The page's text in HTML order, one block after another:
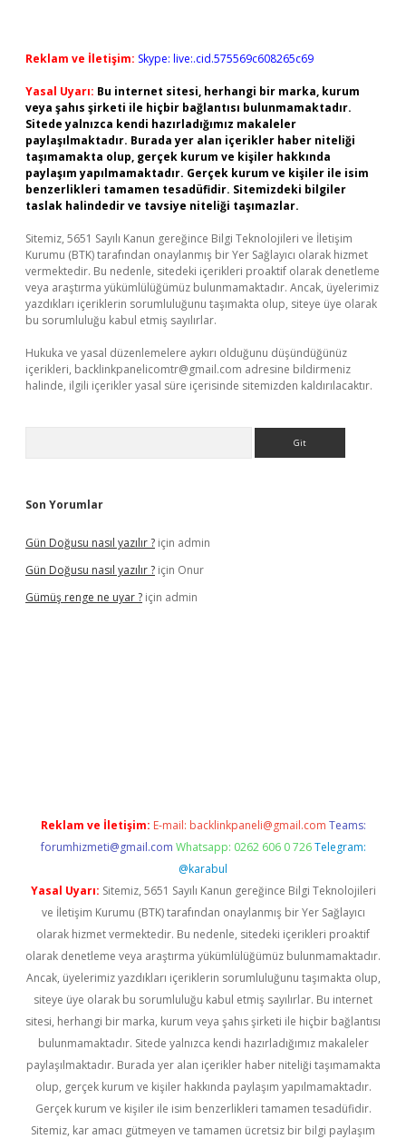
Reklam ve İletişim: Skype: live:.cid.575569c608265c69
Yasal Uyarı: Bu internet sitesi, herhangi bir marka, kurum
veya şahıs şirketi ile hiçbir bağlantısı bulunmamaktadır.
Sitede yalnızca kendi hazırladığımız makaleler
paylaşılmaktadır. Burada yer alan içerikler haber niteliği
taşımamakta olup, gerçek kurum ve kişiler hakkında
paylaşım yapılmamaktadır. Gerçek kurum ve kişiler ile isim
benzerlikleri tamamen tesadüfidir. Sitemizdeki bilgiler
taslak halindedir ve tavsiye niteliği taşımazlar.
Sitemiz, 5651 Sayılı Kanun gereğince Bilgi Teknolojileri ve İletişim
Kurumu (BTK) tarafından onaylanmış bir Yer Sağlayıcı olarak hizmet
vermektedir. Bu nedenle, sitedeki içerikleri proaktif olarak denetleme
veya araştırma yükümlülüğümüz bulunmamaktadır. Ancak, üyelerimiz
yazdıkları içeriklerin sorumluluğunu taşımakta olup, siteye üye olarak
bu sorumluluğu kabul etmiş sayılırlar.
Hukuka ve yasal düzenlemelere aykırı olduğunu düşündüğünüz
içerikleri, backlinkpanelicomtr@gmail.com adresine bildirmeniz
halinde, ilgili içerikler yasal süre içerisinde sitemizden kaldırılacaktır.
Son Yorumlar
Gün Doğusu nasıl yazılır ? için admin
Gün Doğusu nasıl yazılır ? için Onur
Gümüş renge ne uyar ? için admin
Reklam ve İletişim: E-mail: backlinkpaneli@gmail.com Teams:
forumhizmeti@gmail.com Whatsapp: 0262 606 0 726 Telegram:
@karabul
Yasal Uyarı: Sitemiz, 5651 Sayılı Kanun gereğince Bilgi Teknolojileri
ve İletişim Kurumu (BTK) tarafından onaylanmış bir Yer Sağlayıcı
olarak hizmet vermektedir. Bu nedenle, sitedeki içerikleri proaktif
olarak denetleme veya araştırma yükümlülüğümüz bulunmamaktadır.
Ancak, üyelerimiz yazdıkları içeriklerin sorumluluğunu taşımakta olup,
siteye üye olarak bu sorumluluğu kabul etmiş sayılırlar. Bu internet
sitesi, herhangi bir marka, kurum veya şahıs şirketi ile hiçbir bağlantısı
bulunmamaktadır. Sitede yalnızca kendi hazırladığımız makaleler
paylaşılmaktadır. Burada yer alan içerikler haber niteliği taşımamakta
olup, gerçek kurum ve kişiler hakkında paylaşım yapılmamaktadır.
Gerçek kurum ve kişiler ile isim benzerlikleri tamamen tesadüfidir.
Sitemiz, kar amacı gütmeyen ve tamamen ücretsiz bir bilgi paylaşım